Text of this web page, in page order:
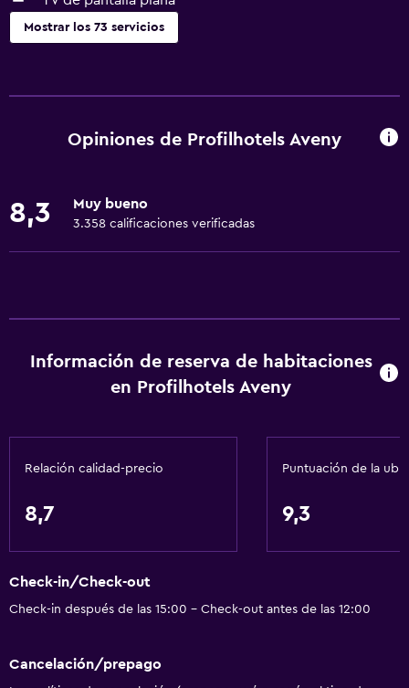
Mostrar los 73 servicios
Wifi gratis
Toallas
Calefacción
General
Piso de parquet o madera noble
Pantuflas
Opiniones de Profilhotels Aveny
8,3 Muy bueno
3.358 calificaciones verificadas
Información de reserva de habitaciones
en Profilhotels Aveny
Relación calidad-precio
8,7
Puntuación de la
9,3
Check-in/Check-out
Check-in después de las 15:00 - Check-out antes de las 12:00
Cancelación/prepago